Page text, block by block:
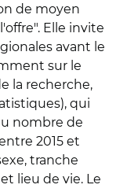
de moyen
Elle invite
avant le
sur le
la recherche,
qui
nombre de
2015 et
tranche
lieu de vie. Le